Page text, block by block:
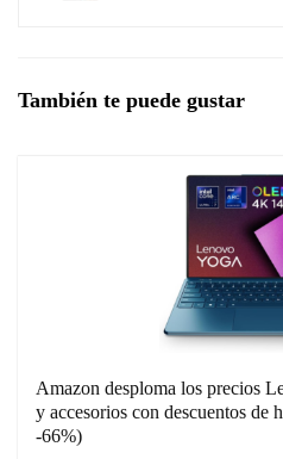
También te puede gustar
Amazon desploma los precios
y accesorios con descuentos de
-66%)